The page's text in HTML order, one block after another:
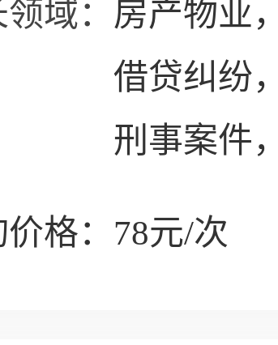
域： 房产物业
借贷纠纷
刑事案件
格：78元/次